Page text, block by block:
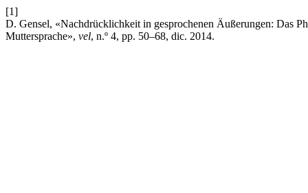
[1]
D. Gensel, «Nachdrücklichkeit in gesprochenen Äußerungen: Das
Muttersprache», vel, n.º 4, pp. 50–68, dic. 2014.